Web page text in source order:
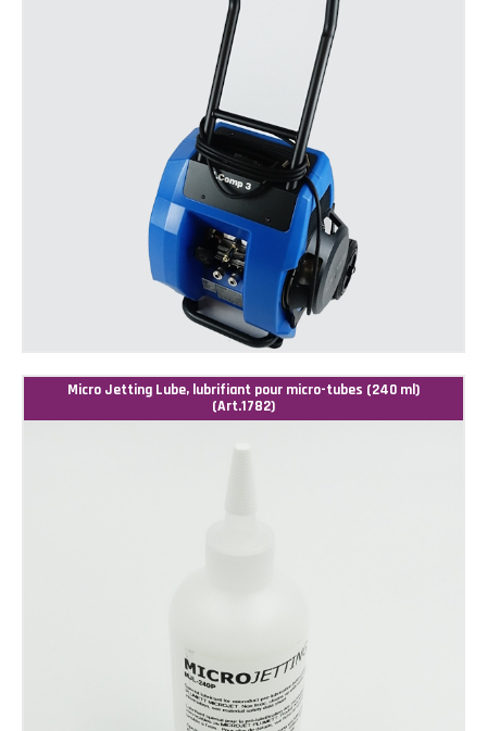
Micro Jetting Lube, lubrifiant pour micro-tubes (240 ml)
(Art.1782)